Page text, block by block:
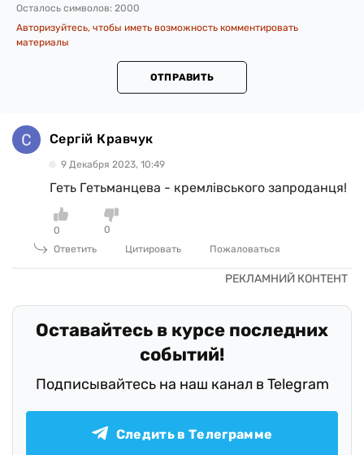
Осталось символов: 2000
Авторизуйтесь, чтобы иметь возможность комментировать
материалы
ОТПРАВИТЬ
Сергій Кравчук
9 Декабря 2023, 10:49
Геть Гетьманцева - кремлівського запроданця!
0
0
Ответить
Цитировать Пожаловаться
Оставайтесь в курсе последних
событий!
Подписывайтесь на наш канал в Telegram
Следить в Телеграмме